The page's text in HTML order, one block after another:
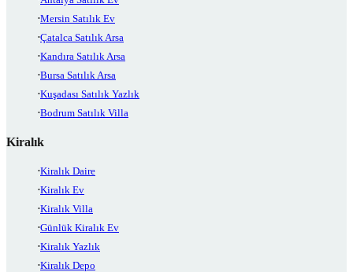
Mersin Satılık Ev
Çatalca Satılık Arsa
Kandıra Satılık Arsa
Bursa Satılık Arsa
Kuşadası Satılık Yazlık
Bodrum Satılık Villa
Kiralık
Kiralık Daire
Kiralık Ev
Kiralık Villa
Günlük Kiralık Ev
Kiralık Yazlık
Kiralık Depo